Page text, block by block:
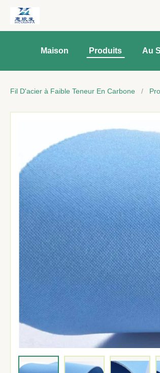
Maison Produits Au
Fil D'acier à Faible Teneur En Carbone /